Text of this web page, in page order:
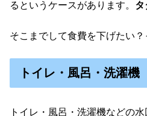
るというケースがあります。 タ
そこまでして食費を下げたい？
トイレ・風呂・洗濯機
トイレ・風呂・洗濯機などの